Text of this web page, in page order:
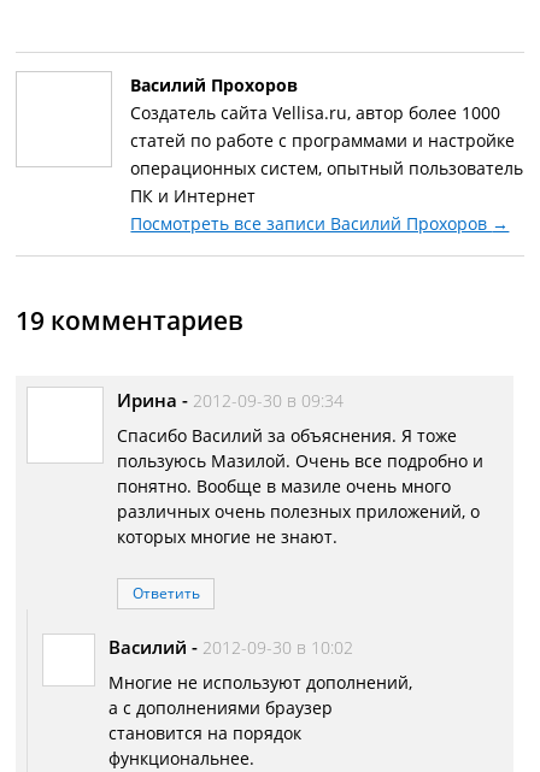
Василий Прохоров
Создатель сайта Vellisa.ru, автор более 1000
статей по работе с программами и настройке
операционных систем, опытный пользователь
ПК и Интернет
Посмотреть все записи Василий Прохоров →
19 комментариев
Ирина - 2012-09-30 в 09:34
Спасибо Василий за объяснения. Я тоже
пользуюсь Мазилой. Очень все подробно и
понятно. Вообще в мазиле очень много
различных очень полезных приложений, о
которых многие не знают.
Ответить
Василий - 2012-09-30 в 10:02
Многие не используют дополнений,
а с дополнениями браузер
становится на порядок
функциональнее.